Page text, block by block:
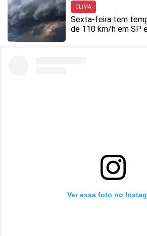
CLIMA
Sexta-feira tem
de 110 km/h em SP
Ver essa foto no